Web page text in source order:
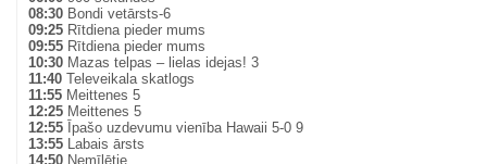
08:30 Bondi vetārsts-6
09:25 Rītdiena pieder mums
09:55 Rītdiena pieder mums
10:30 Mazas telpas – lielas idejas! 3
11:40 Televeikala skatlogs
11:55 Meittenes 5
12:25 Meittenes 5
12:55 Īpašo uzdevumu vienība Hawaii 5-0 9
13:55 Labais ārsts
14:50 Nemīlētie